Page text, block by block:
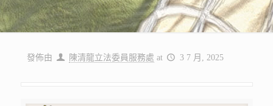
發佈由 陳清龍立法委員服務處 at 3 7 月, 2025